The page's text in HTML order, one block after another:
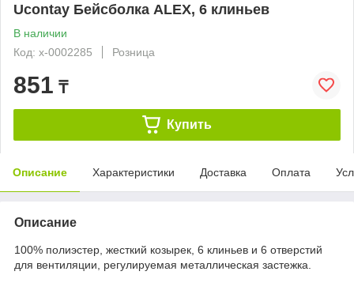
Ucontay Бейсболка ALEX, 6 клиньев
В наличии
Код: x-0002285
Розница
851 ₸
Купить
Описание Характеристики Доставка Оплата
Описание
100% полиэстер, жесткий козырек, 6 клиньев и 6 отверстий
для вентиляции, регулируемая металлическая застежка.